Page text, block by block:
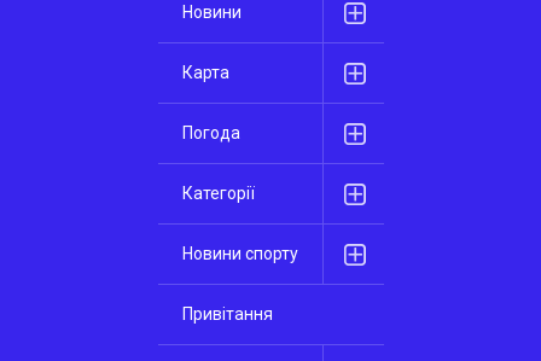
Новини
Карта
Погода
Категорії
Новини спорту
Привітання